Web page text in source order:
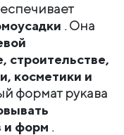
. Она
строительстве,
косметики и
формат рукава
и форм .